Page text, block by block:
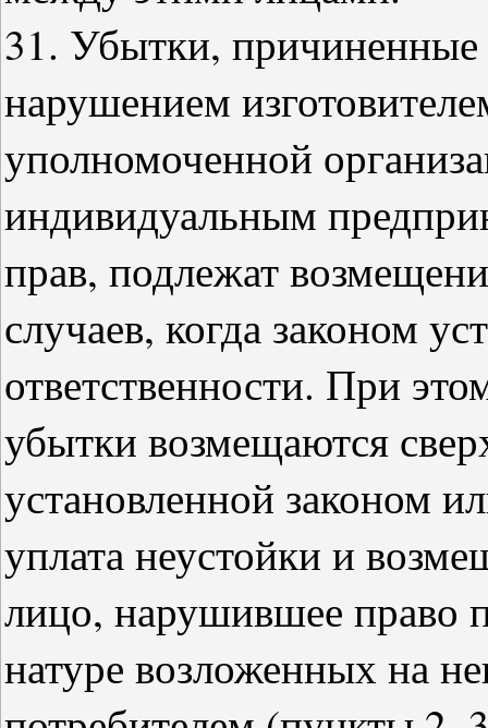
31. Убытки, причиненные
нарушением
уполномоченной
индивидуальным
прав, подлежат
случаев, когда законом
ответственности. При
убытки возмещаются
установленной законом
уплата неустойки и
лицо, нарушившее право
натуре возложенных на